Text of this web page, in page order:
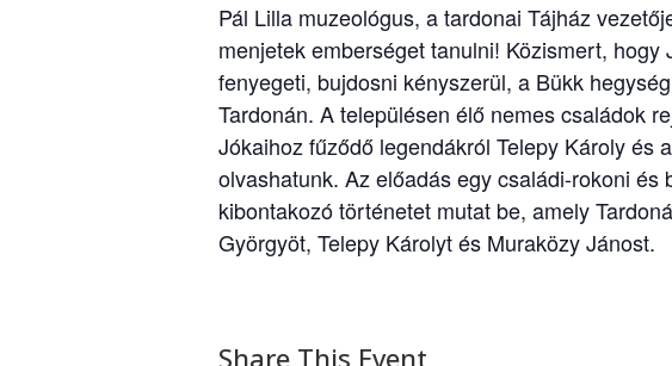
Pál Lilla muzeológus, a tardonai Tájház
menjetek emberséget tanulni! Közismert, hogy
fenyegeti, bujdosni kényszerül, a Bükk
Tardonán. A településen élő nemes családok
Jókaihoz fűződő legendákról Telepy Károly és
olvashatunk. Az előadás egy családi-rokoni és
kibontakozó történetet mutat be, amely
Györgyöt, Telepy Károlyt és Muraközy Jánost.
Share This Event